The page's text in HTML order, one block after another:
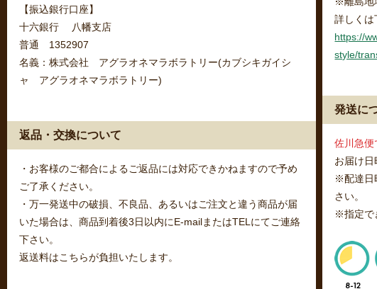
【振込銀行口座】
十六銀行 八幡支店
普通 1352907
名義：株式会社 アグラオネマラボラトリー(カブシキガイシ
ャ アグラオネマラボラトリー)
返品・交換について
・お客様のご都合によるご返品には対応できかねますので予め
ご了承ください。
・万一発送中の破損、不良品、あるいはご注文と違う商品が届
いた場合は、商品到着後3日以内にE-mailまたはTELにてご連絡
下さい。
返送料はこちらが負担いたします。
詳しくは
https://
style/
発送に
佐川急便
お届け日
※配達日
さい。
※指定で